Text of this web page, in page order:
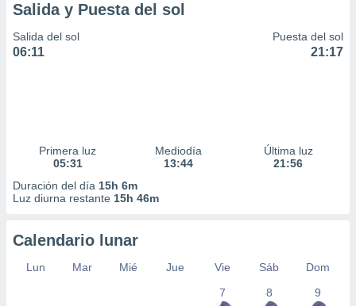
Salida y Puesta del sol
Salida del sol
06:11
Puesta del sol
21:17
Primera luz
05:31
Mediodía
13:44
Última luz
21:56
Duración del día 15h 6m
Luz diurna restante 15h 46m
Calendario lunar
Lun Mar Mié Jue Vie Sáb
Dom
7
8 9